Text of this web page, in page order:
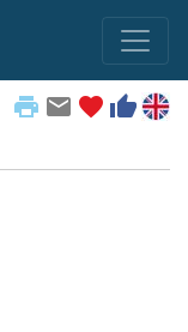
print email favorite thumb_up